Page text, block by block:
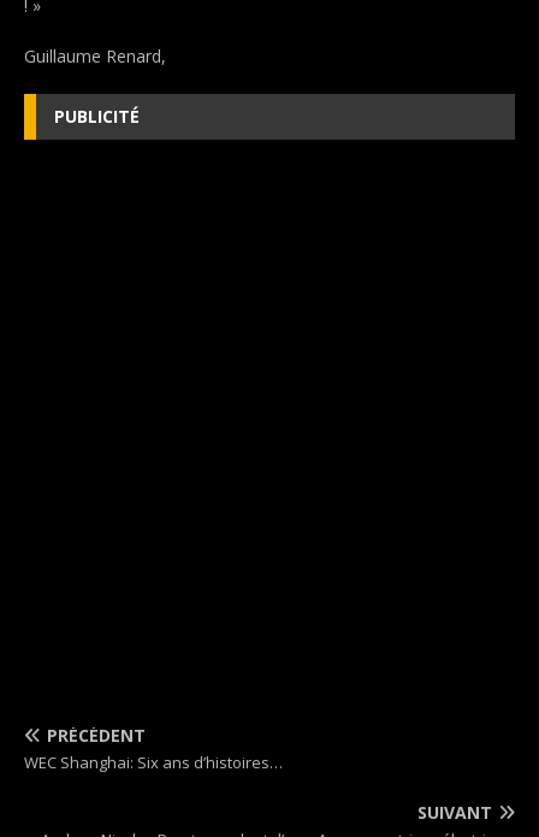
! »
Guillaume Renard,
PUBLICITÉ
PRÉCÉDENT
WEC Shanghai: Six ans d’histoires…
SUIVANT